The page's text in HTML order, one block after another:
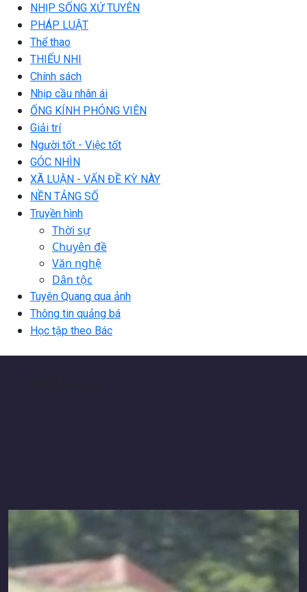
NHỊP SỐNG XỨ TUYÊN
PHÁP LUẬT
Thể thao
THIẾU NHI
Chính sách
Nhịp cầu nhân ái
ỐNG KÍNH PHÓNG VIÊN
Giải trí
Người tốt - Việc tốt
GÓC NHÌN
XÃ LUẬN - VẤN ĐỀ KỲ NÀY
NỀN TẢNG SỐ
Truyền hình
Thời sự
Chuyên đề
Văn nghệ
Dân tộc
Tuyên Quang qua ảnh
Thông tin quảng bá
Học tập theo Bác